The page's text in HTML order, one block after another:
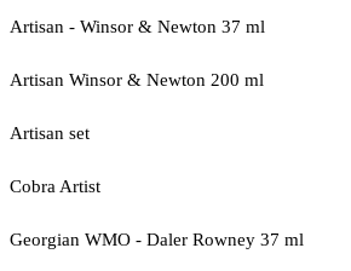
Artisan - Winsor & Newton 37 ml
Artisan Winsor & Newton 200 ml
Artisan set
Cobra Artist
Georgian WMO - Daler Rowney 37 ml